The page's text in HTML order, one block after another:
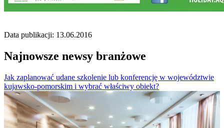
Data publikacji: 13.06.2016
Najnowsze newsy branżowe
Jak zaplanować udane szkolenie lub konferencję w województwie
kujawsko-pomorskim i wybrać właściwy obiekt?